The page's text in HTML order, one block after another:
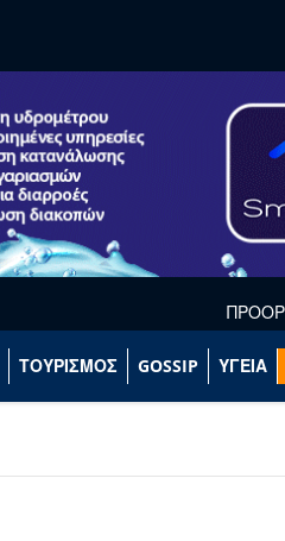
ΤΟΥΡΙΣΜΟΣ GOSSIP ΥΓΕΙΑ